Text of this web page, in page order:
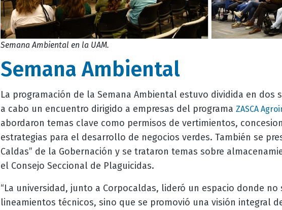
Semana Ambiental en la UAM.
Semana Ambiental
La programación de la Semana Ambiental estuvo dividida en dos
a cabo un encuentro dirigido a empresas del programa ZASCA
abordaron temas clave como permisos de vertimientos,
estrategias para el desarrollo de negocios verdes. También se
Caldas” de la Gobernación y se trataron temas sobre
el Consejo Seccional de Plaguicidas.
“La universidad, junto a Corpocaldas, lideró un espacio donde
lineamientos técnicos, sino que se promovió una visión integral